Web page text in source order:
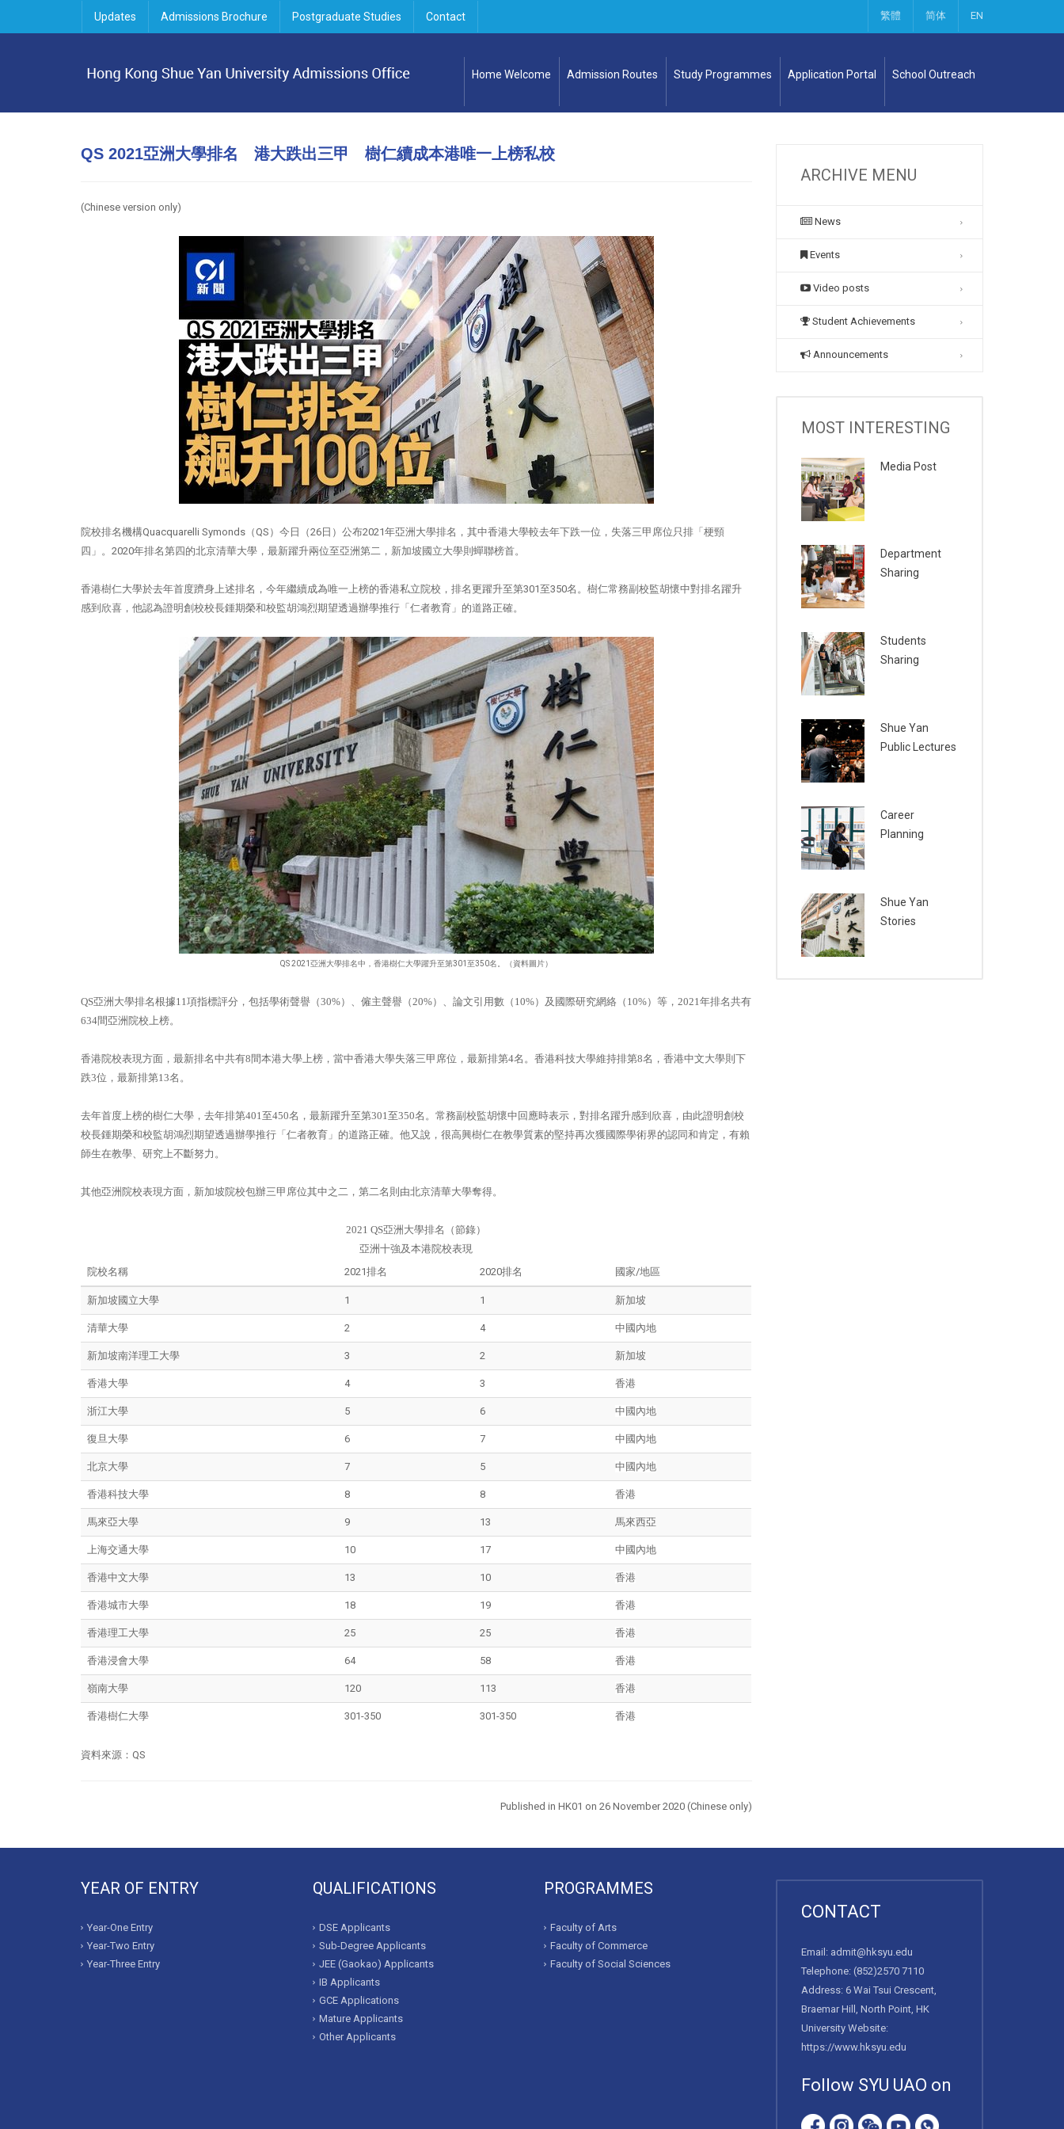
Updates Admissions Brochure Postgraduate Studies Contact 繁體 简体 EN
Home Welcome Admission Routes Study Programmes Application Portal School Outreach
QS 2021亞洲大學排名 港大跌出三甲 樹仁續成本港唯一上榜私校
(Chinese version only)
院校排名機構Quacquarelli Symonds（QS）今日（26日）公布2021年亞洲大學排名，其中香港大學較去年下跌一位，失落三甲席位只排「梗頸
四」。2020年排名第四的北京清華大學，最新躍升兩位至亞洲第二，新加坡國立大學則蟬聯榜首。
香港樹仁大學於去年首度躋身上述排名，今年繼續成為唯一上榜的香港私立院校，排名更躍升至第301至350名。樹仁常務副校監胡懷中對排名躍升
感到欣喜，他認為證明創校校長鍾期榮和校監胡鴻烈期望透過辦學推行「仁者教育」的道路正確。
QS 2021亞洲大學排名中，香港樹仁大學躍升至第301至350名。（資料圖片）
QS亞洲大學排名根據11項指標評分，包括學術聲譽（30%）、僱主聲譽（20%）、論文引用數（10%）及國際研究網絡（10%）等，2021年排名共有
634間亞洲院校上榜。
香港院校表現方面，最新排名中共有8間本港大學上榜，當中香港大學失落三甲席位，最新排第4名。香港科技大學維持排第8名，香港中文大學則下
跌3位，最新排第13名。
去年首度上榜的樹仁大學，去年排第401至450名，最新躍升至第301至350名。常務副校監胡懷中回應時表示，對排名躍升感到欣喜，由此證明創校
校長鍾期榮和校監胡鴻烈期望透過辦學推行「仁者教育」的道路正確。他又說，很高興樹仁在教學質素的堅持再次獲國際學術界的認同和肯定，有賴
師生在教學、研究上不斷努力。
其他亞洲院校表現方面，新加坡院校包辦三甲席位其中之二，第二名則由北京清華大學奪得。
2021 QS亞洲大學排名（節錄）
亞洲十強及本港院校表現
院校名稱
2021排名 2020排名 國家/地區
新加坡國立大學 1 1 新加坡
清華大學 2 4 中國內地
新加坡南洋理工大學 3 2 新加坡
香港大學 4 3 香港
浙江大學 5 6 中國內地
復旦大學 6 7 中國內地
北京大學 7 5 中國內地
香港科技大學 8 8 香港
馬來亞大學 9 13 馬來西亞
上海交通大學 10 17 中國內地
香港中文大學 13 10 香港
香港城市大學 18 19 香港
香港理工大學 25 25 香港
香港浸會大學 64 58 香港
嶺南大學 120 113 香港
香港樹仁大學 301-350 301-350 香港
資料來源：QS
Published in HK01 on 26 November 2020 (Chinese only)
ARCHIVE MENU
News
Events
Video posts
Student Achievements
Announcements
MOST INTERESTING
Media Post
Department
Sharing
Students
Sharing
Shue Yan
Public Lectures
Career
Planning
Shue Yan
Stories
YEAR OF ENTRY
Year-One Entry
Year-Two Entry
Year-Three Entry
QUALIFICATIONS
DSE Applicants
Sub-Degree Applicants
JEE (Gaokao) Applicants
IB Applicants
GCE Applications
Mature Applicants
Other Applicants
PROGRAMMES
Faculty of Arts
Faculty of Commerce
Faculty of Social Sciences
CONTACT
Email: admit@hksyu.edu
Telephone: (852)2570 7110
Address: 6 Wai Tsui Crescent,
Braemar Hill, North Point, HK
University Website:
https://www.hksyu.edu
Follow SYU UAO on